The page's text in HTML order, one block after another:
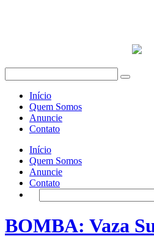
Início
Quem Somos
Anuncie
Contato
Início
Quem Somos
Anuncie
Contato
BOMBA: Vaza